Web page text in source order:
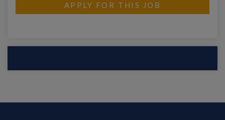
APPLY FOR THIS JOB